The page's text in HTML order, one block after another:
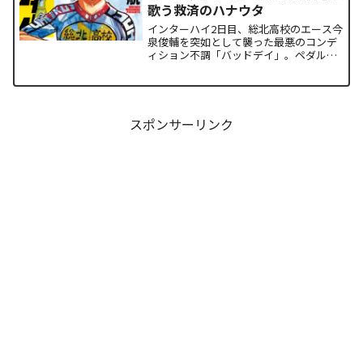
歌う救済のハナウタ
インターハイ2日目、総北高校のエース今
泉俊輔を突如として襲った最悪のコンデ
ィション不調「バッドデイ」。ペダルを
スポンサーリンク